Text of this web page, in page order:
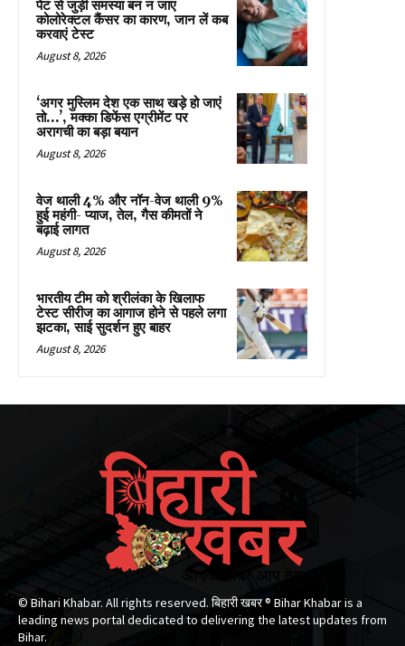
पेट से जुड़ी समस्या बन न जाए
कोलोरेक्टल कैंसर का कारण, जान लें कब
करवाएं टेस्ट
August 8, 2026
‘अगर मुस्लिम देश एक साथ खड़े हो जाएं
तो…’, मक्का डिफेंस एग्रीमेंट पर
अरागची का बड़ा बयान
August 8, 2026
वेज थाली 4% और नॉन-वेज थाली 9%
हुई महंगी- प्याज, तेल, गैस कीमतों ने
बढ़ाई लागत
August 8, 2026
भारतीय टीम को श्रीलंका के खिलाफ
टेस्ट सीरीज का आगाज होने से पहले लगा
झटका, साई सुदर्शन हुए बाहर
August 8, 2026
© Bihari Khabar. All rights reserved. बिहारी खबर ®​ Bihar Khabar is a
leading news portal dedicated to delivering the latest updates from
Bihar.